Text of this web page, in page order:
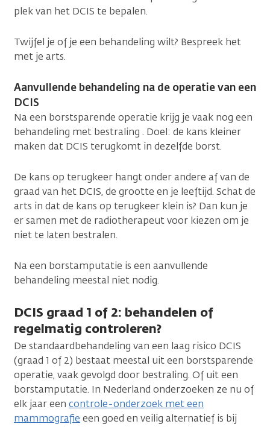
plek van het DCIS te bepalen.
Twijfel je of je een behandeling wilt? Bespreek het
met je arts.
Aanvullende behandeling na de operatie van een
DCIS
Na een borstsparende operatie krijg je vaak nog een
behandeling met bestraling . Doel: de kans kleiner
maken dat DCIS terugkomt in dezelfde borst.
De kans op terugkeer hangt onder andere af van de
graad van het DCIS, de grootte en je leeftijd. Schat de
arts in dat de kans op terugkeer klein is? Dan kun je
er samen met de radiotherapeut voor kiezen om je
niet te laten bestralen.
Na een borstamputatie is een aanvullende
behandeling meestal niet nodig.
DCIS graad 1 of 2: behandelen of
regelmatig controleren?
De standaardbehandeling van een laag risico DCIS
(graad 1 of 2) bestaat meestal uit een borstsparende
operatie, vaak gevolgd door bestraling. Of uit een
borstamputatie. In Nederland onderzoeken ze nu of
elk jaar een controle-onderzoek met een
mammografie een goed en veilig alternatief is bij